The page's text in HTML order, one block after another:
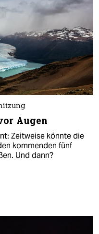
Augen
Zeitweise könnte die
kommenden fünf
Und dann?